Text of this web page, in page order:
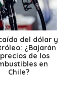
del dólar y
¿Bajarán
de los
en
Chile?